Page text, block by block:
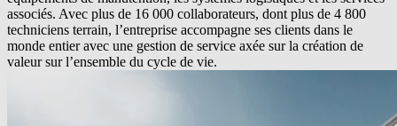
associés. Avec plus de 16 000 collaborateurs, dont plus de 4 800
techniciens terrain, l’entreprise accompagne ses clients dans le
monde entier avec une gestion de service axée sur la création de
valeur sur l’ensemble du cycle de vie.